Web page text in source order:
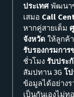
ประเทศ พัฒนา
เสมอ Call
หากคู่สายเต็ม
จังหวัด ให้ลูกค้
รับรองกรมการ
ชั่วโมง รับประ
สัมปทาน 3G โ
ข้อมูลได้อย่างร
เป็นกันเองไม่ท